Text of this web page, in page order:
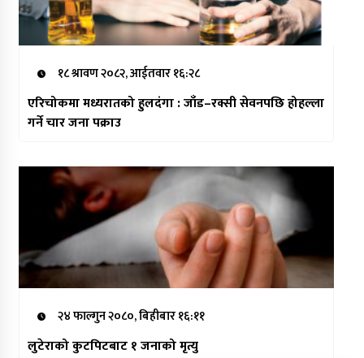
१८ श्रावण २०८२, आईतवार १६:२८
एरिचोकमा मध्यरातको हुलदंगा : जाँड–रक्सी सेवनपछि होहल्ला
गर्ने चार जना पक्राउ
२४ फाल्गुन २०८०, बिहीबार १६:११
लुटेराको कुटपिटबाट १ जनाको मृत्यु